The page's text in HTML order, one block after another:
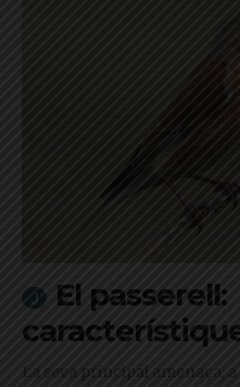
El passerell:
La seva principal amenaça,